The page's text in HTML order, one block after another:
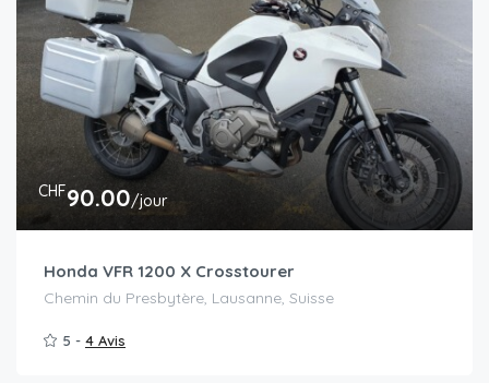
CHF90.00/jour
Honda VFR 1200 X Crosstourer
Chemin du Presbytère, Lausanne, Suisse
5 - 4 Avis